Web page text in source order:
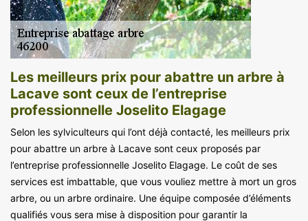
Les meilleurs prix pour abattre un arbre à
Lacave sont ceux de l’entreprise
professionnelle Joselito Elagage
Selon les sylviculteurs qui l’ont déjà contacté, les meilleurs prix
pour abattre un arbre à Lacave sont ceux proposés par
l’entreprise professionnelle Joselito Elagage. Le coût de ses
services est imbattable, que vous vouliez mettre à mort un gros
arbre, ou un arbre ordinaire. Une équipe composée d’éléments
qualifiés vous sera mise à disposition pour garantir la